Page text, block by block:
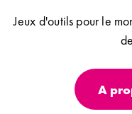
Jeux d'outils pour le
A